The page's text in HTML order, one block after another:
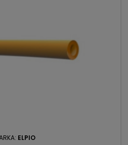
ELPIO